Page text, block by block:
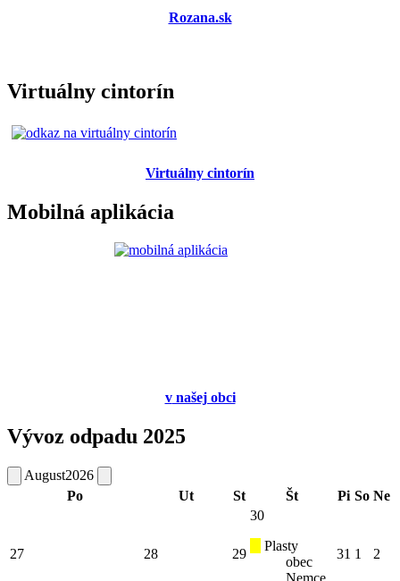
Rozana.sk
Virtuálny cintorín
Virtuálny cintorín
Mobilná aplikácia
vnašej obci
Vývoz odpadu 2025
August2026
Po
Ut St Št Pi So Ne
27 28 29
30
Plasty
obec
31 1 2